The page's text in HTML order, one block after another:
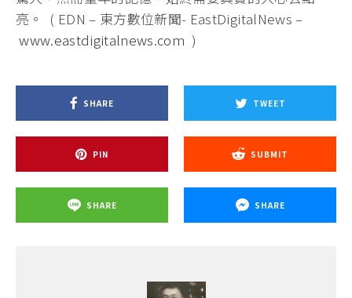
亮。 ( EDN – 東方數位新聞- EastDigitalNews –
www.eastdigitalnews.com )
SHARE TWEET
PIN SUBMIT
SHARE SHARE